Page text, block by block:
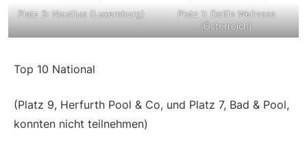
Platz 3: Nautilus (Luxemburg)
Platz 1: Delfin Wellness
(Österreich)
Top 10 National
(Platz 9, Herfurth Pool & Co, und Platz 7, Bad & Pool,
konnten nicht teilnehmen)